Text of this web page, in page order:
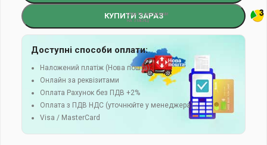
КУПИТИ ЗАРАЗ
Доступні способи оплати:
Наложений платіж (Нова пошта)
Онлайн за реквізитами
Оплата Рахунок без ПДВ +2%
Оплата з ПДВ НДС (уточнюйте у менеджера)
Visa / MasterCard